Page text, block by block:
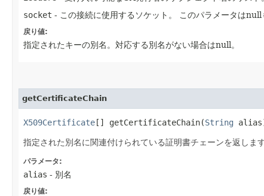
socket - この接続に使用するソケット。 このパラメータはnull
戻り値:
指定されたキーの別名。対応する別名がない場合はnull。
getCertificateChain
X509Certificate[] getCertificateChain​(String
指定された別名に関連付けられている証明書チェーンを返します
パラメータ:
alias - 別名
戻り値: